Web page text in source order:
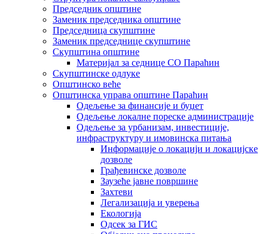
Председник општине
Заменик председника општине
Председница скупштине
Заменик председнице скупштине
Скупштина општине
Материјал за седнице СО Параћин
Скупштинске одлуке
Општинско веће
Општинска управа општине Параћин
Одељење за финансије и буџет
Одељење локалне пореске администрације
Одељење за урбанизам, инвестиције,
инфраструктуру и имовинска питања
Информације о локацији и локацијске
дозволе
Грађевинске дозволе
Заузеће јавне површине
Захтеви
Легализација и уверења
Екологија
Одсек за ГИС